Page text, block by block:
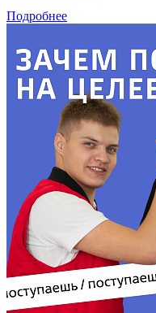
Подробнее